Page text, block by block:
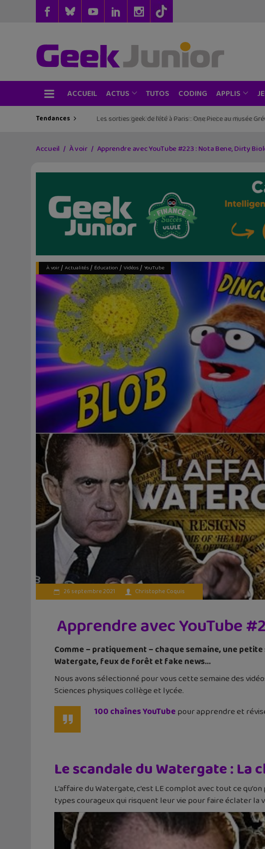
ACCUEIL ACTUS TUTOS CODING APPLIS
Tendances Lecture d’été 2026 #6 : Là où danse le vent, un beau
Accueil À voir Apprendre avec YouTube #223 : Nota Bene, Dirty
À voir/ Actualités/ Éducation / Vidéos/ YouTube
26 septembre 2021 Christophe Coquis
Apprendre avec YouTube
Comme – pratiquement – chaque semaine, une
Watergate, feux de forêt et fake news…
Nous avons sélectionné pour vous cette semaine des
Sciences physiques collège et lycée.
100 chaînes YouTubepour apprendre et
Le scandale du Watergate : La
L’affaire du Watergate, c’est LE complot avec tout ce
types courageux qui risquent leur vie pour faire éclater la